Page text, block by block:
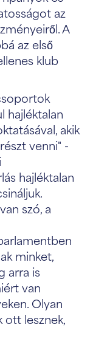
az
A
az első
klub
hajléktalan
akik
venni" -
hajléktalan
szó, a
minket,
arra is
van
Olyan
ott lesznek,